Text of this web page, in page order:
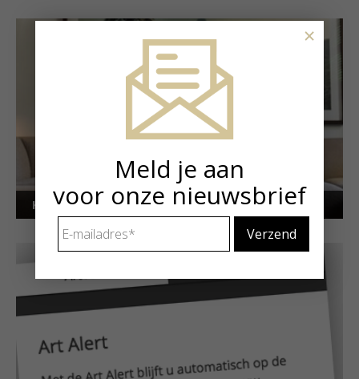
Kunstuitleen voor particulieren
Meld je aan
voor onze nieuwsbrief
mailadres *
×